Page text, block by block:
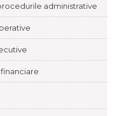
administrative